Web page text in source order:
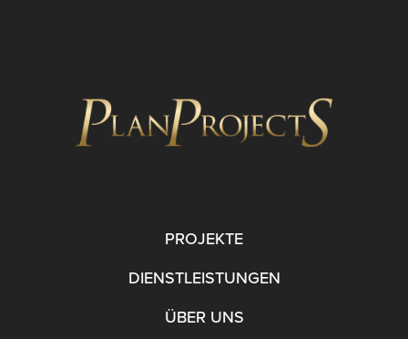
PROJEKTE
DIENSTLEISTUNGEN
ÜBER UNS